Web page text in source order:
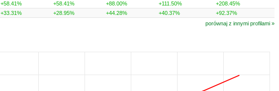
+58.41% +58.41% +88.00% +111.50%
+208.45%
+33.31% +28.95% +44.28% +40.37%
+92.37%
porównaj z innymi profilami »